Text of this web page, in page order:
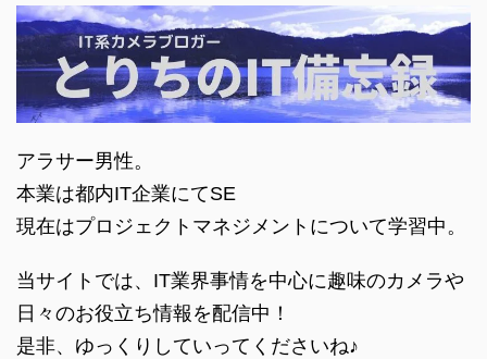
アラサー男性。
本業は都内IT企業にてSE
現在はプロジェクトマネジメントについて学習中。
当サイトでは、IT業界事情を中心に趣味のカメラや
日々のお役立ち情報を配信中！
是非、ゆっくりしていってくださいね♪